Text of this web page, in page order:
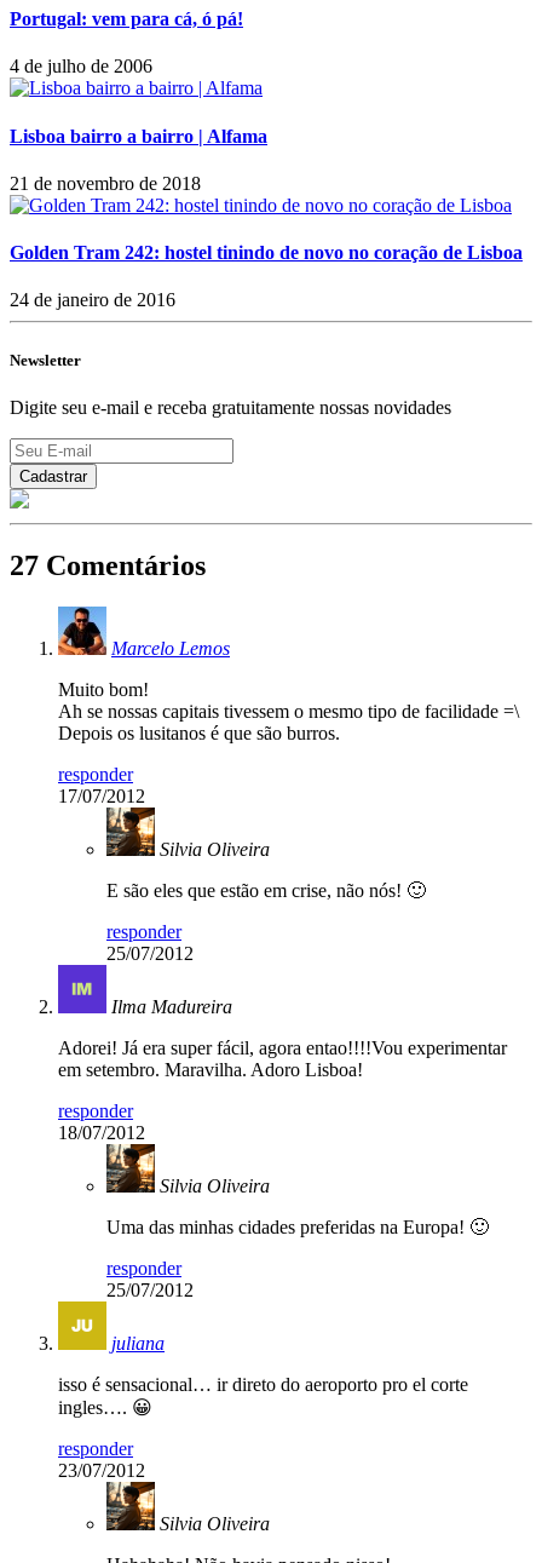
Portugal: vem para cá, ó pá!
4 de julho de 2006
Lisboa bairro a bairro | Alfama
21 de novembro de 2018
Golden Tram 242: hostel tinindo de novo no coração de Lisboa
24 de janeiro de 2016
Newsletter
Digite seu e-mail e receba gratuitamente nossas novidades
27 Comentários
Marcelo Lemos
Muito bom!
Ah se nossas capitais tivessem o mesmo tipo de facilidade =\
Depois os lusitanos é que são burros.
responder
17/07/2012
Silvia Oliveira
E são eles que estão em crise, não nós! 🙂
responder
25/07/2012
Ilma Madureira
Adorei! Já era super fácil, agora entao!!!!Vou experimentar
em setembro. Maravilha. Adoro Lisboa!
responder
18/07/2012
Silvia Oliveira
Uma das minhas cidades preferidas na Europa! 🙂
responder
25/07/2012
juliana
isso é sensacional… ir direto do aeroporto pro el corte
ingles…. 😀
responder
23/07/2012
Silvia Oliveira